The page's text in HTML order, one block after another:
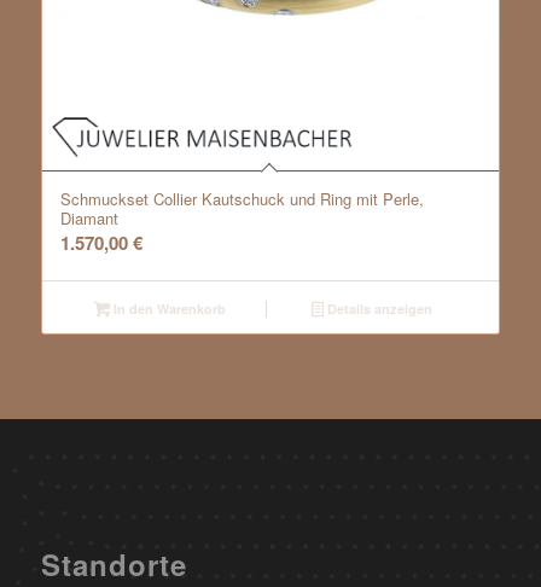
Schmuckset Collier Kautschuck und Ring mit Perle,
Diamant
1.570,00€
In den Warenkorb Details anzeigen
Standorte